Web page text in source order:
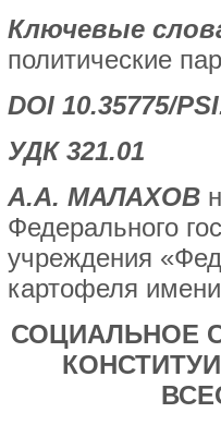
Ключевые
политические
DOI 10.35775/
УДК 321.01
А.А. МАЛАХОВ
Федерального
учреждения
картофеля
СОЦИАЛЬНОЕ